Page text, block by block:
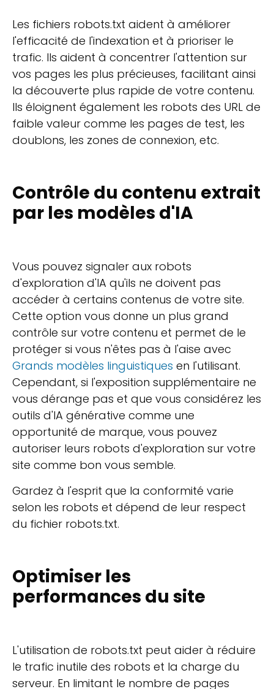
Les fichiers robots.txt aident à améliorer
l'efficacité de l'indexation et à prioriser le
trafic. Ils aident à concentrer l'attention sur
vos pages les plus précieuses, facilitant ainsi
la découverte plus rapide de votre contenu.
Ils éloignent également les robots des URL de
faible valeur comme les pages de test, les
doublons, les zones de connexion, etc.
Contrôle du contenu extrait
par les modèles d'IA
Vous pouvez signaler aux robots
d'exploration d'IA qu'ils ne doivent pas
accéder à certains contenus de votre site.
Cette option vous donne un plus grand
contrôle sur votre contenu et permet de le
protéger si vous n'êtes pas à l'aise avec
Grands modèles linguistiques en l'utilisant.
Cependant, si l'exposition supplémentaire ne
vous dérange pas et que vous considérez les
outils d'IA générative comme une
opportunité de marque, vous pouvez
autoriser leurs robots d'exploration sur votre
site comme bon vous semble.
Gardez à l'esprit que la conformité varie
selon les robots et dépend de leur respect
du fichier robots.txt.
Optimiser les
performances du site
L'utilisation de robots.txt peut aider à réduire
le trafic inutile des robots et la charge du
serveur. En limitant le nombre de pages